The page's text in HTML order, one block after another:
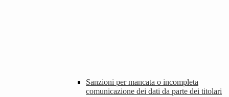
Sanzioni per mancata o incompleta
comunicazione dei dati da parte dei titolari